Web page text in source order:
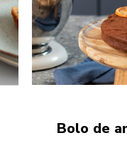
Bolo de